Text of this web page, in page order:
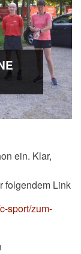
ein. Klar,
folgendem Link
sport/zum-